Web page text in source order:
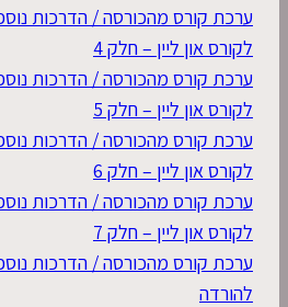
ערכת קורס מהכורסה / הדרכות
לקורס און ליין – חלק 4
ערכת קורס מהכורסה / הדרכות
לקורס און ליין – חלק 5
ערכת קורס מהכורסה / הדרכות
לקורס און ליין – חלק 6
ערכת קורס מהכורסה / הדרכות
לקורס און ליין – חלק 7
ערכת קורס מהכורסה / הדרכות
להורדה